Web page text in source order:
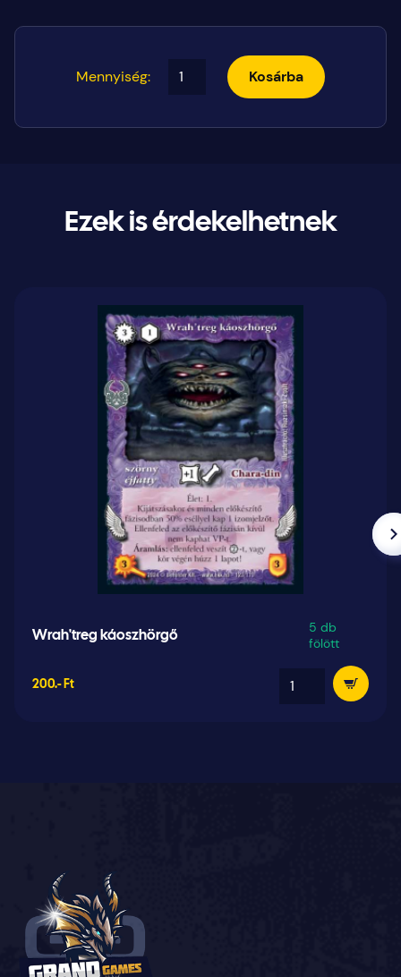
Mennyiség: Kosárba
Ezek is érdekelhetnek
Wrah'treg káoszhörgő
5 db
fölött
200.- Ft